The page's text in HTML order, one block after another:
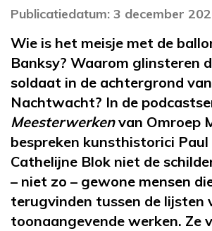
Publicatiedatum: 3 december
Wie is het meisje met de
Banksy? Waarom glinsteren
soldaat in de achtergrond
Nachtwacht? In de
Meesterwerkenvan Omroep
bespreken kunsthistorici Paul
Cathelijne Blok niet de
– niet zo – gewone mensen
terugvinden tussen de lijsten
toonaangevende werken. Ze